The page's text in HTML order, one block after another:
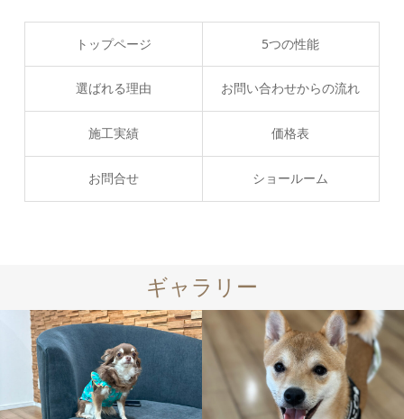
トップページ 5つの性能
選ばれる理由 お問い合わせからの流れ
施工実績 価格表
お問合せ ショールーム
ギャラリー